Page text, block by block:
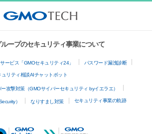
ープのセキュリティ事業について
ービス「GMOセキュリティ24」 パスワード漏洩診断
ュリティ相談AIチャットボット
攻撃対策（GMOサイバーセキュリティ byイエラエ）
） なりすまし対策 セキュリティ事業の軌跡